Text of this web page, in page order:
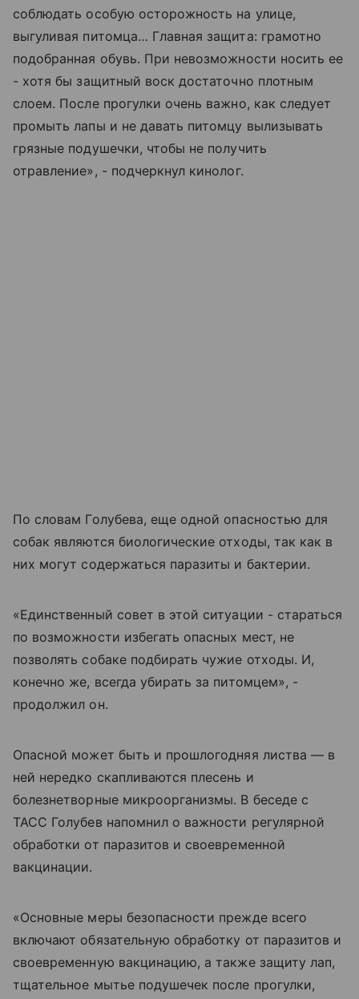
соблюдать особую осторожность на улице,
выгуливая питомца… Главная защита: грамотно
подобранная обувь. При невозможности носить ее
- хотя бы защитный воск достаточно плотным
слоем. После прогулки очень важно, как следует
промыть лапы и не давать питомцу вылизывать
грязные подушечки, чтобы не получить
отравление», - подчеркнул кинолог.
По словам Голубева, еще одной опасностью для
собак являются биологические отходы, так как в
них могут содержаться паразиты и бактерии.
«Единственный совет в этой ситуации - стараться
по возможности избегать опасных мест, не
позволять собаке подбирать чужие отходы. И,
конечно же, всегда убирать за питомцем», -
продолжил он.
Опасной может быть и прошлогодняя листва — в
ней нередко скапливаются плесень и
болезнетворные микроорганизмы. В беседе с
ТАСС Голубев напомнил о важности регулярной
обработки от паразитов и своевременной
вакцинации.
«Основные меры безопасности прежде всего
включают обязательную обработку от паразитов и
своевременную вакцинацию, а также защиту лап,
тщательное мытье подушечек после прогулки,